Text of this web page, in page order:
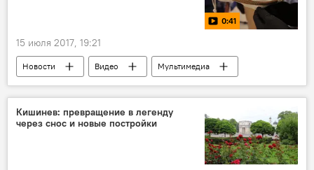
0:41
15 июля 2017, 19:21
Новости Видео
Мультимедиа
США
аукцион продажа
Кишинев: превращение в легенду
через снос и новые постройки